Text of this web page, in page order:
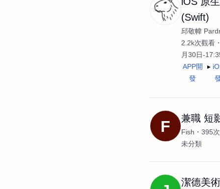
(Swift)
邱敬幃
2.2k次觀看
月30日-
APP開
發
F 兼職 短
Fish
395
未分類
潔德美